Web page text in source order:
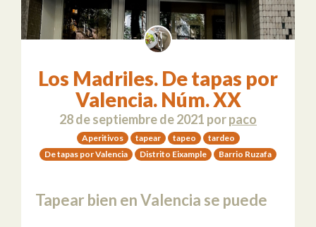
Los Madriles. De tapas por
Valencia. Núm. XX
28 de septiembre de 2021 porpaco
Aperitivos tapear tapeo
tardeo
De tapas por Valencia
Distrito Eixample Barrio Ruzafa
Tapear bien en Valencia se puede